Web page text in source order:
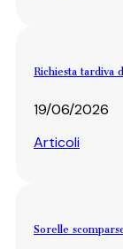
Richiesta tardiva
19/06/2026
Articoli
Sorelle